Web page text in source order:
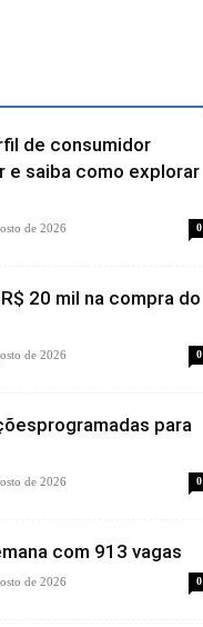
de consumidor
e saiba como explorar
de 2026 0
20 mil na compra do
de 2026 0
para
de 2026 0
com 913 vagas
de 2026 0